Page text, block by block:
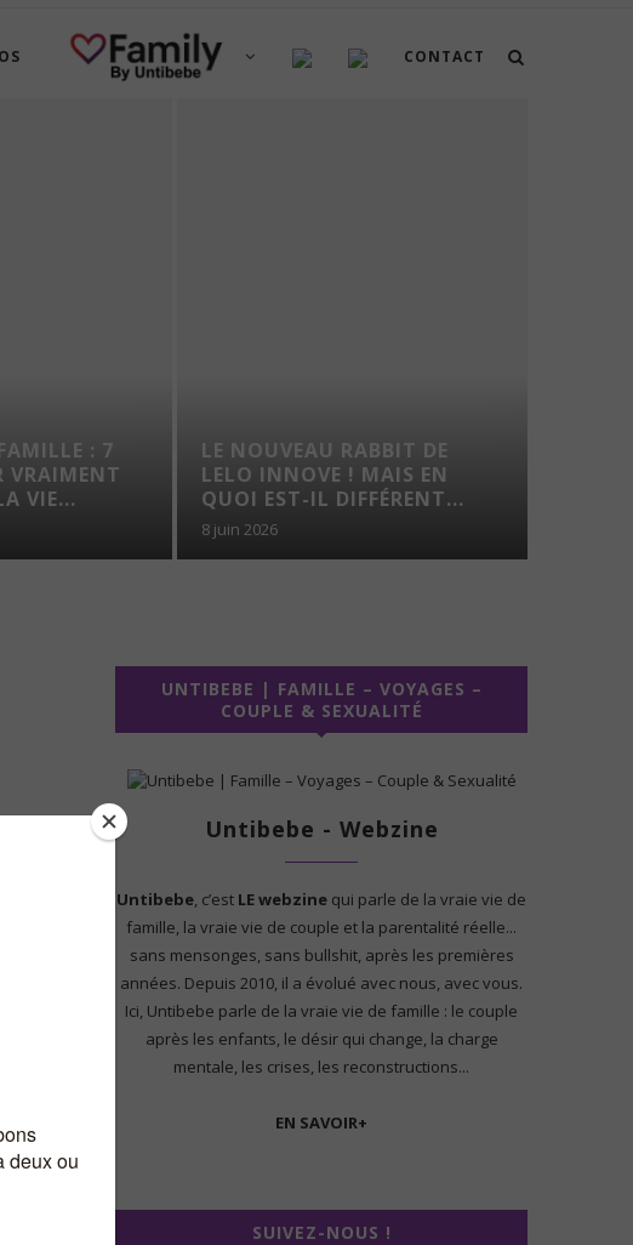
CONTACT
: 7
VRAIMENT
VIE...
LE NOUVEAU RABBIT DE
LELO INNOVE ! MAIS EN
QUOI EST-IL DIFFÉRENT...
8 juin 2026
ce à
que
pas
mais
UNTIBEBE | FAMILLE – VOYAGES –
COUPLE & SEXUALITÉ
Untibebe - Webzine
Untibebe, c’est LE webzine qui parle de la vraie vie de
famille, la vraie vie de couple et la parentalité réelle...
sans mensonges, sans bullshit, après les premières
années. Depuis 2010, il a évolué avec nous, avec vous.
Ici, Untibebe parle de la vraie vie de famille : le couple
après les enfants, le désir qui change, la charge
mentale, les crises, les reconstructions...
EN SAVOIR+
SUIVEZ-NOUS !